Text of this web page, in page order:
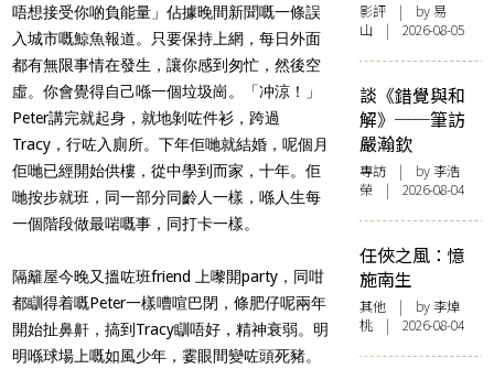
唔想接受你啲負能量」佔據晚間新聞嘅一條誤
入城市嘅鯨魚報道。只要保持上網，每日外面
都有無限事情在發生，讓你感到匆忙，然後空
虛。你會覺得自己喺一個垃圾崗。「冲涼！」
Peter講完就起身，就地剝咗件衫，跨過
Tracy，行咗入廁所。下年佢哋就結婚，呢個月
佢哋已經開始供樓，從中學到而家，十年。佢
哋按步就班，同一部分同齡人一樣，喺人生每
一個階段做最啱嘅事，同打卡一樣。
隔籬屋今晚又搵咗班friend 上嚟開party，同咁
都瞓得着嘅Peter一樣嘈喧巴閉，條肥仔呢兩年
開始扯鼻鼾，搞到Tracy瞓唔好，精神衰弱。明
明喺球場上嘅如風少年，霎眼間變咗頭死豬。
影評 | by 易
山 | 2026-08-05
談《錯覺與和
解》──筆訪
嚴瀚欽
專訪 | by 李浩
榮 | 2026-08-04
任俠之風：憶
施南生
其他 | by 李焯
桃 | 2026-08-04